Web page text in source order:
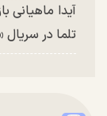
آیدا ماهیانی
تلما در